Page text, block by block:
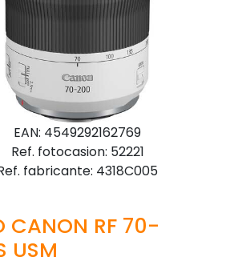
EAN: 4549292162769
Ref. fotocasion: 52221
fabricante: 4318C005
CANON RF 70-
USM